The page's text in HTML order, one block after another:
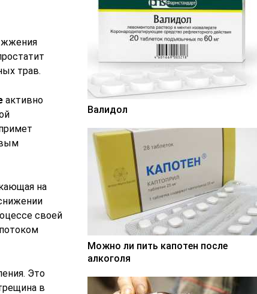
жжения
трав.
активно
на
своей
Это
в
Валидол
Можно ли пить капотен после
алкоголя